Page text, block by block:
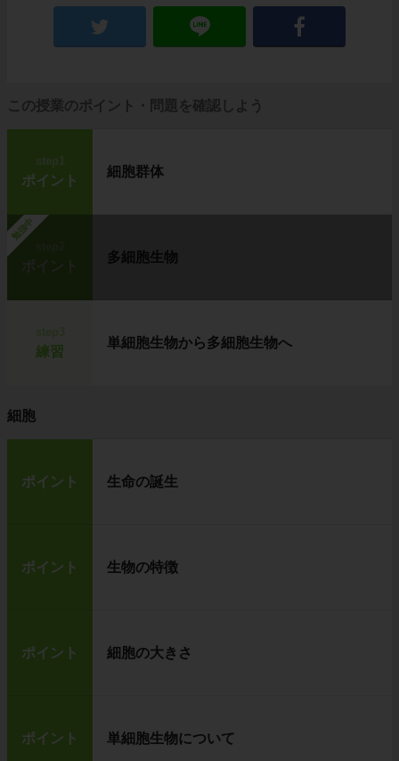
この授業のポイント・問題を確認しよう
step1
ポイント
細胞群体
勉強中
ポイント
多細胞生物
練習
単細胞生物から多細胞生物へ
細胞
ポイント 生命の誕生
ポイント 生物の特徴
ポイント 細胞の大きさ
ポイント 単細胞生物について